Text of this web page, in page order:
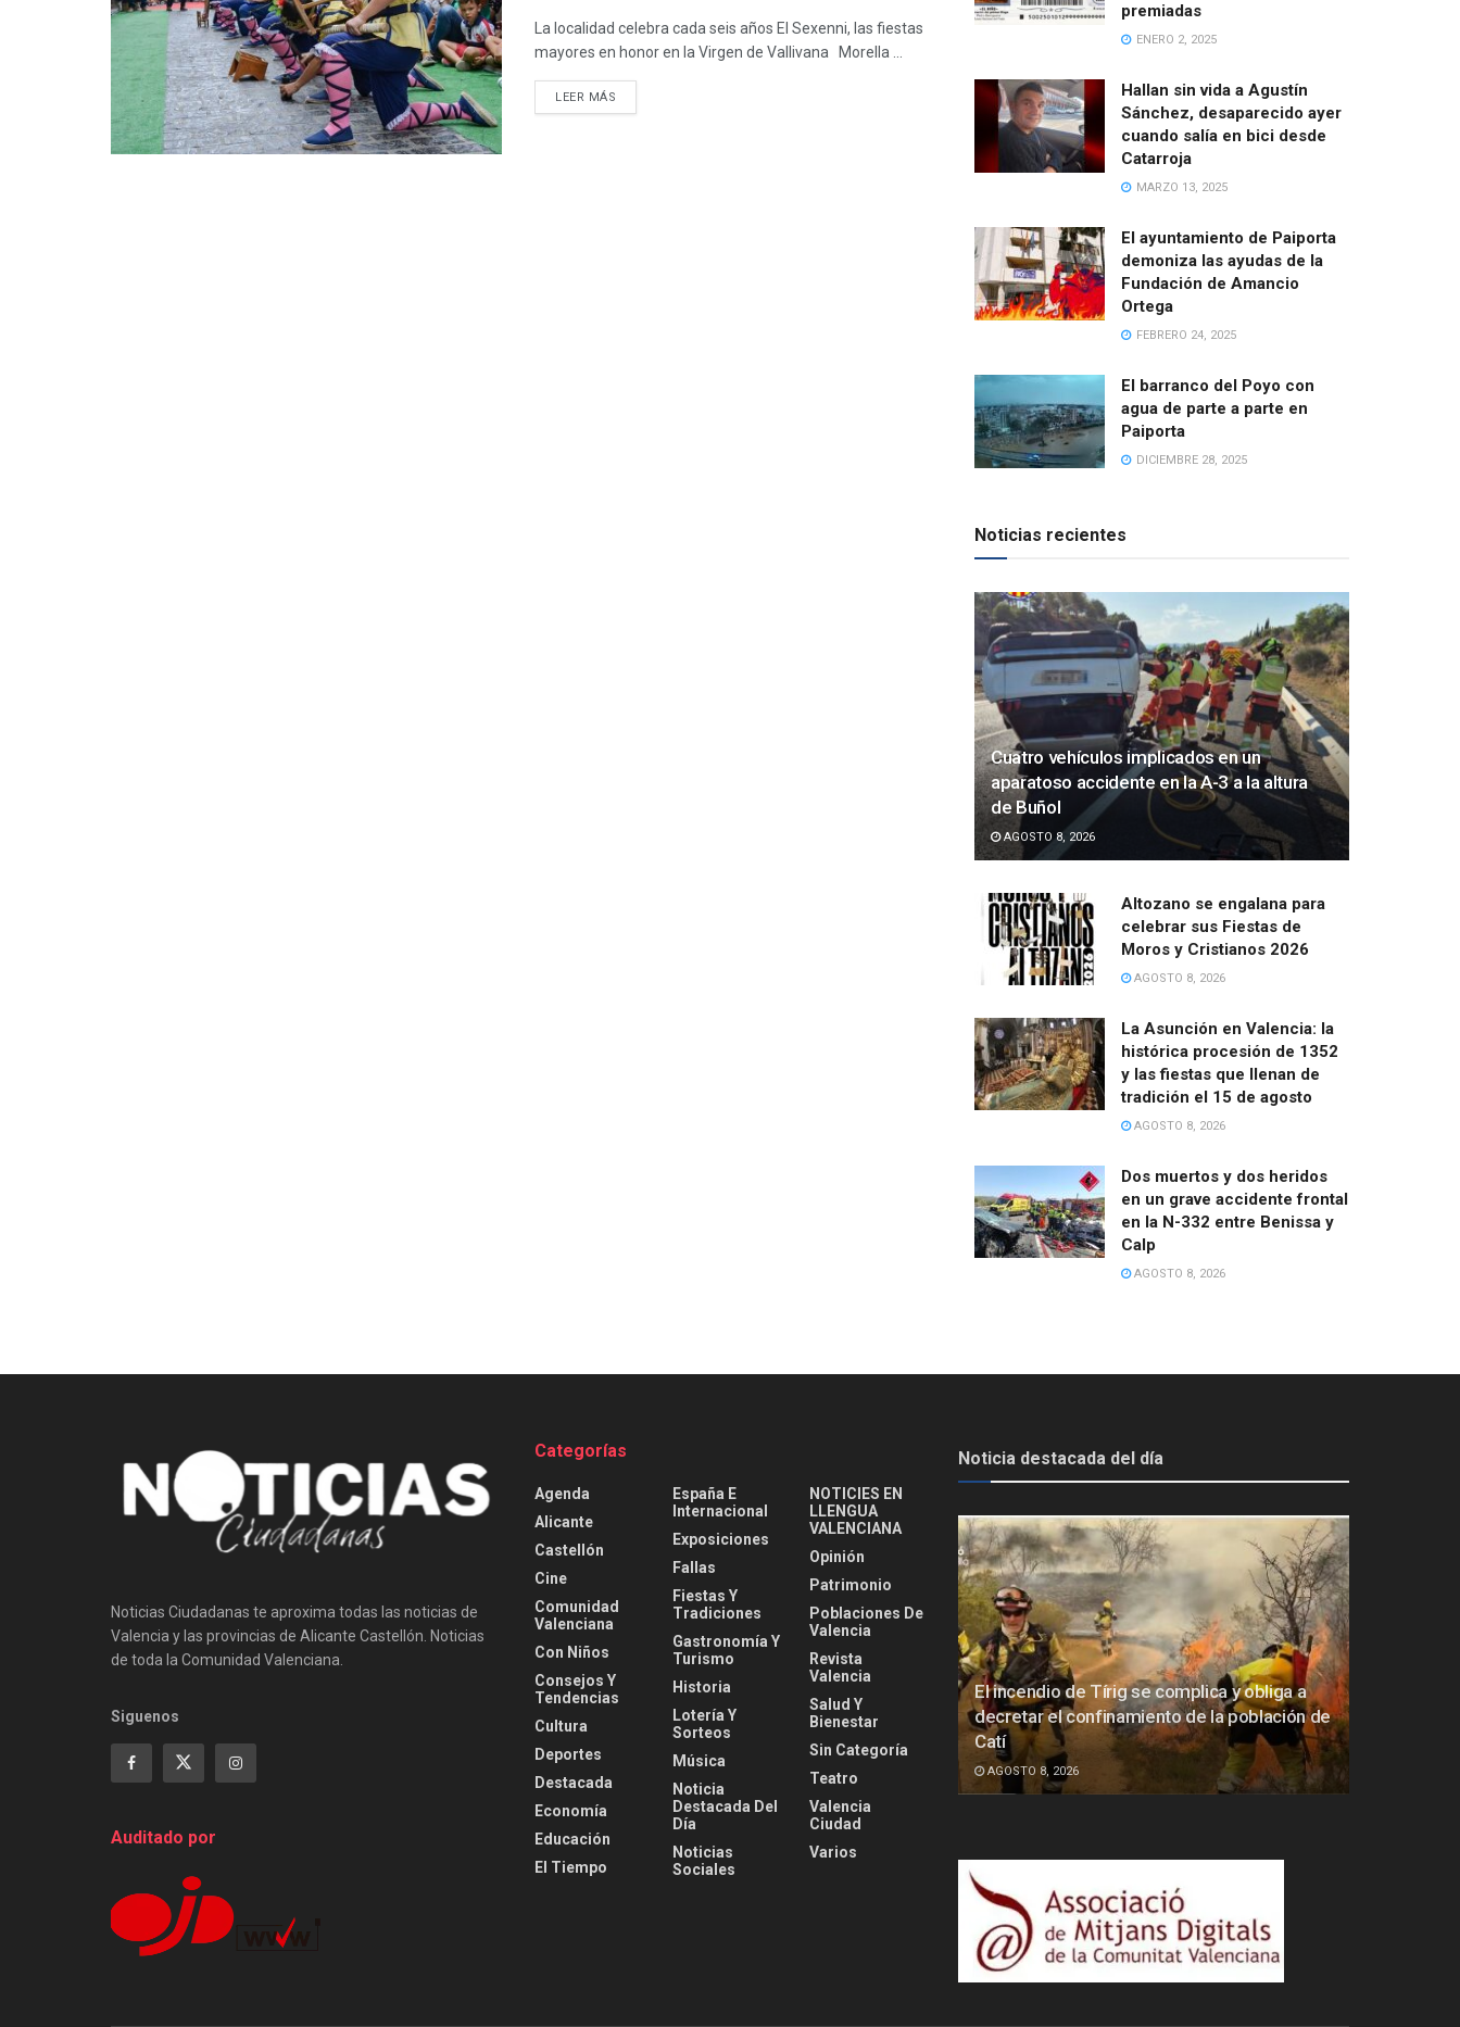
La localidad celebra cada seis años El Sexenni, las fiestas
mayores en honor en la Virgen de Vallivana Morella ...
LEER MÁS
premiadas
ENERO 2, 2025
Hallan sin vida a Agustín
Sánchez, desaparecido ayer
cuando salía en bici desde
Catarroja
MARZO 13, 2025
El ayuntamiento de Paiporta
demoniza las ayudas de la
Fundación de Amancio
Ortega
FEBRERO 24, 2025
El barranco del Poyo con
agua de parte a parte en
Paiporta
DICIEMBRE 28, 2025
Noticias recientes
Cuatro vehículos implicados en un
aparatoso accidente en la A-3 a la altura
de Buñol
AGOSTO 8, 2026
Altozano se engalana para
celebrar sus Fiestas de
Moros y Cristianos 2026
AGOSTO 8, 2026
La Asunción en Valencia: la
histórica procesión de 1352
y las fiestas que llenan de
tradición el 15 de agosto
AGOSTO 8, 2026
Dos muertos y dos heridos
en un grave accidente frontal
en la N-332 entre Benissa y
Calp
AGOSTO 8, 2026
Noticias Ciudadanas te aproxima todas las noticias de
Valencia y las provincias de Alicante Castellón. Noticias
de toda la Comunidad Valenciana.
Siguenos
Auditado por
Categorías
Agenda
Alicante
Castellón
Cine
Comunidad
Valenciana
Con Niños
Consejos Y
Tendencias
Cultura
Deportes
Destacada
Economía
Educación
El Tiempo
España E
Internacional
Exposiciones
Fallas
Fiestas Y
Tradiciones
Gastronomía Y
Turismo
Historia
Lotería Y
Sorteos
Música
Noticia
Destacada Del
Día
Noticias
Sociales
NOTICIES EN
LLENGUA
VALENCIANA
Opinión
Patrimonio
Poblaciones De
Valencia
Revista
Valencia
Salud Y
Bienestar
Sin Categoría
Teatro
Valencia
Ciudad
Varios
Noticia destacada del día
El incendio de Tírig se complica y obliga a
decretar el confinamiento de la población de
Catí
AGOSTO 8, 2026